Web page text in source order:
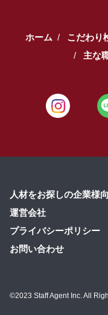
ホーム こだわり
主な
人材をお探しの企業様
運営会社
プライバシーポリシー
お問い合わせ
©2023 Staff Agent Inc. All